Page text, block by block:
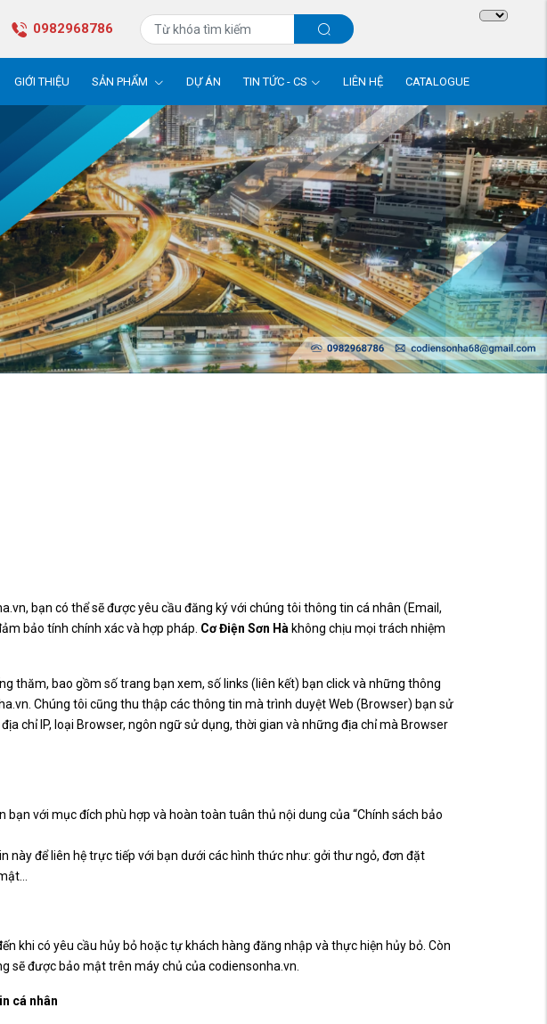
0982968786
GIỚI THIỆU SẢN PHẨM DỰ ÁN TIN TỨC - CS LIÊN HỆ CATALOGUE
bạn có thể sẽ được yêu cầu đăng ký với chúng tôi thông tin cá nhân (Email,
bảo tính chính xác và hợp pháp. Cơ Điện Sơn Hà không chịu mọi trách nhiệm
thăm, bao gồm số trang bạn xem, số links (liên kết) bạn click và những thông
Chúng tôi cũng thu thập các thông tin mà trình duyệt Web (Browser) bạn sử
chỉ IP, loại Browser, ngôn ngữ sử dụng, thời gian và những địa chỉ mà Browser
với mục đích phù hợp và hoàn toàn tuân thủ nội dung của “Chính sách bảo
này để liên hệ trực tiếp với bạn dưới các hình thức như: gởi thư ngỏ, đơn đặt
khi có yêu cầu hủy bỏ hoặc tự khách hàng đăng nhập và thực hiện hủy bỏ. Còn
sẽ được bảo mật trên máy chủ của codiensonha.vn.
cá nhân